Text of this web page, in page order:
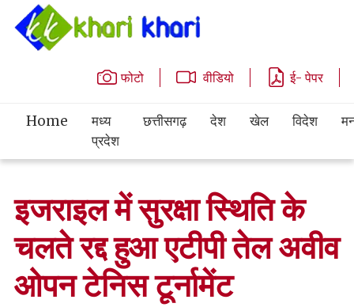
फोटो वीडियो ई- पेपर
Home
मध्य
प्रदेश
छत्तीसगढ़ देश खेल विदेश
इजराइल में सुरक्षा स्थिति के
चलते रद्द हुआ एटीपी तेल अवीव
ओपन टेनिस टूर्नामेंट